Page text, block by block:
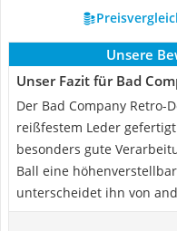
Unsere
Unser Fazit für Bad
Der Bad Company
reißfestem Leder
besonders gute
Ball eine
unterscheidet ihn von